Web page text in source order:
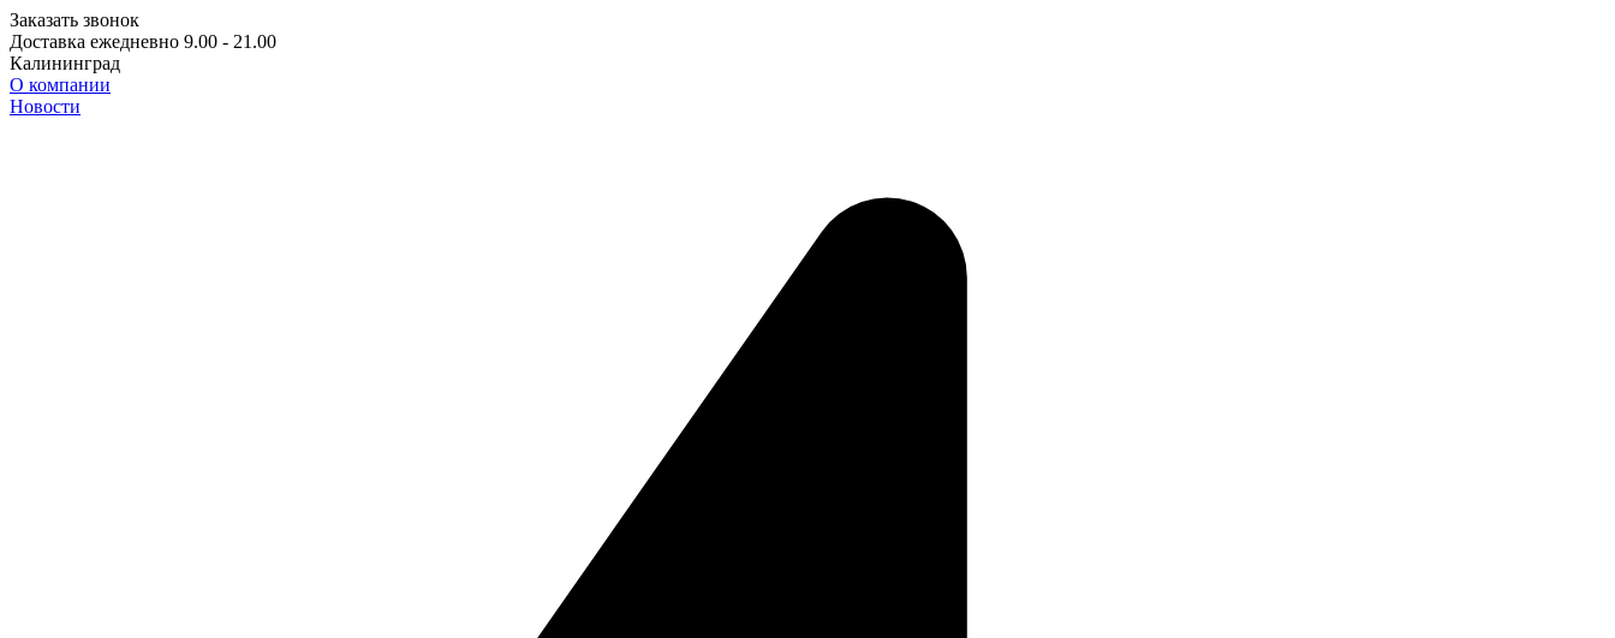
Заказать звонок
Доставка ежедневно 9.00 - 21.00
Калининград
О компании
Новости